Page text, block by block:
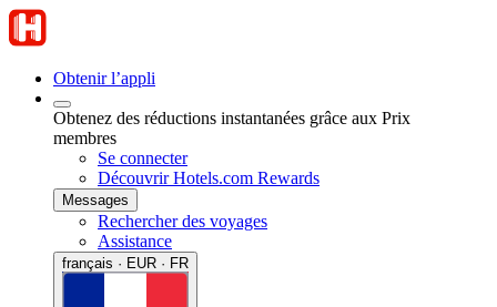
Obtenir l’appli
Obtenez des réductions instantanées grâce aux Prix
membres
Se connecter
Découvrir Hotels.com Rewards
Messages
Rechercher des voyages
Assistance
français · EUR · FR